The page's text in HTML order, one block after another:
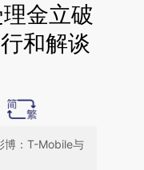
金立破
和解谈
博：T-Mobile与